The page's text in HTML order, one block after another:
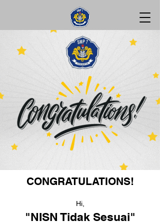
CONGRATULATIONS!
Hi,
"NISN Tidak Sesuai"